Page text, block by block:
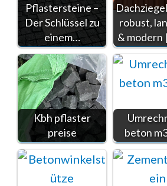
Pflastersteine –
Der Schlüssel zu
einem…
robust,
& modern
Kbh pflaster
preise
beton